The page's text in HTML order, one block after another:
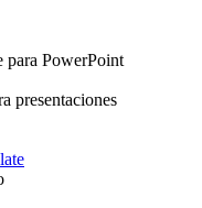
para PowerPoint
presentaciones